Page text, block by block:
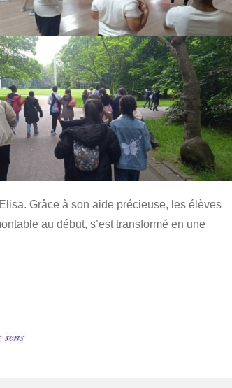
Grâce à son aide précieuse, les élèves
au début, s’est transformé en une